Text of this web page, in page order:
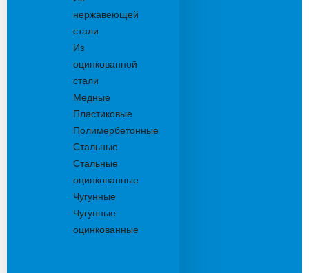
нержавеющей
стали
Из
оцинкованной
стали
Медные
Пластиковые
Полимербетонные
Стальные
Стальные
оцинкованные
Чугунные
Чугунные
оцинкованные